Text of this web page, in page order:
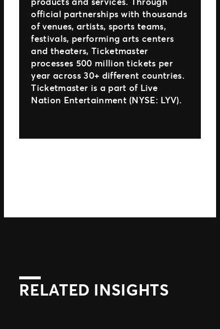
official partnerships with thousands
of venues, artists, sports teams,
festivals, performing arts centers
and theaters, Ticketmaster
processes 500 million tickets per
year across 30+ different countries.
Ticketmaster is a part of Live
Nation Entertainment (NYSE: LYV).
RELATED INSIGHTS